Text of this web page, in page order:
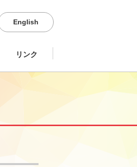
English
リンク